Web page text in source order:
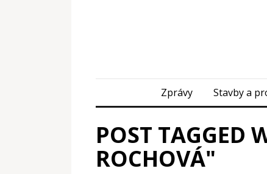
Zprávy Stavby a
POST TAGGED
ROCHOVÁ"